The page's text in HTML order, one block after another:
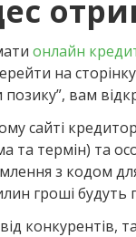
онлайн
на
вам
сайті
та термін) та
з кодом
гроші будуть
конкурентів,